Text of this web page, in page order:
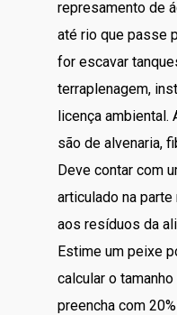
represamento de
até rio que passe
for escavar
terraplenagem,
licença ambiental.
são de alvenaria,
Deve contar com
articulado na
aos resíduos da
Estime um peixe
calcular o
preencha com